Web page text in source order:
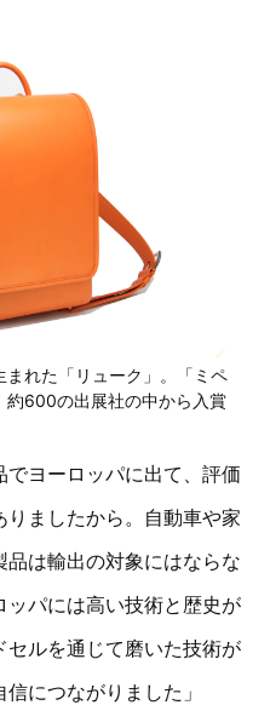
れた「リューク」。「ミペ
約600の出展社の中から入賞
でヨーロッパに出て、評価
ましたから。自動車や家
は輸出の対象にはならな
パには高い技術と歴史が
ルを通じて磨いた技術が
につながりました」